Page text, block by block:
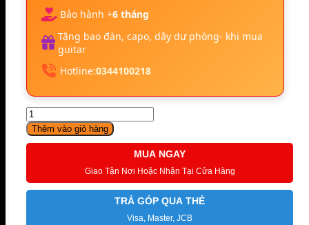
Bảo hành +6 tháng
Tặng bao đàn, capo, dây dự phòng- khi mua
guitar
Hotline:0344100218
GODIN
GUITAR
ACS
số
lượng
Thêm vào giỏ hàng
MUA NGAY
Giao Tận Nơi Hoặc Nhận Tại Cửa Hàng
TRẢ GÓP QUA THẺ
Visa, Master, JCB